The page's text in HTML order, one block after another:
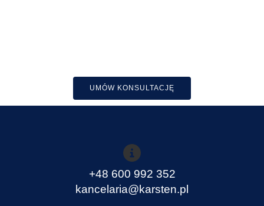
UMÓW KONSULTACJĘ
+48 600 992 352
kancelaria@karsten.pl